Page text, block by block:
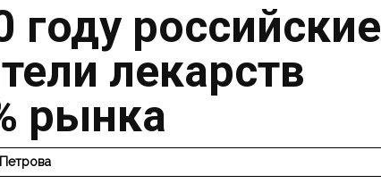
году российские
лекарств
рынка